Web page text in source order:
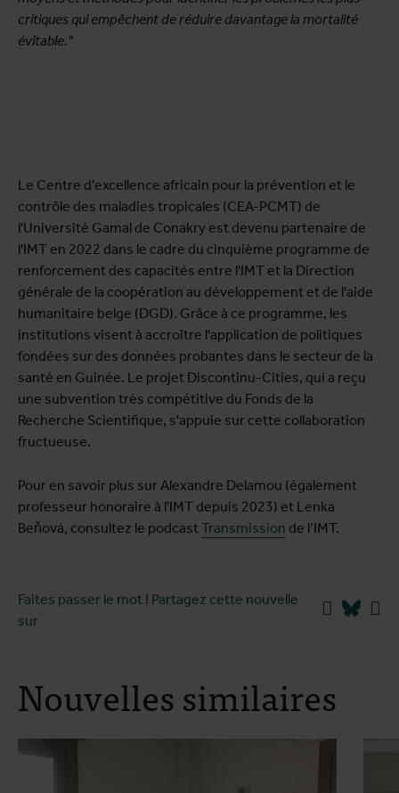
critiques qui empêchent de réduire davantage la mortalité
évitable."
Le Centre d'excellence africain pour la prévention et le
contrôle des maladies tropicales (CEA-PCMT) de
l'Université Gamal de Conakry est devenu partenaire de
l'IMT en 2022 dans le cadre du cinquième programme de
renforcement des capacités entre l'IMT et la Direction
générale de la coopération au développement et de l'aide
humanitaire belge (DGD). Grâce à ce programme, les
institutions visent à accroître l'application de politiques
fondées sur des données probantes dans le secteur de la
santé en Guinée. Le projet Discontinu-Cities, qui a reçu
une subvention très compétitive du Fonds de la
Recherche Scientifique, s'appuie sur cette collaboration
fructueuse.
Pour en savoir plus sur Alexandre Delamou (également
professeur honoraire à l'IMT depuis 2023) et Lenka
Beňová, consultez le podcastTransmission de l’IMT.
Faites passer le mot ! Partagez cette nouvelle
sur
Facebook
Nouvelles similaires